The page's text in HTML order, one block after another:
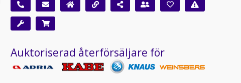
Auktoriserad återförsäljare för